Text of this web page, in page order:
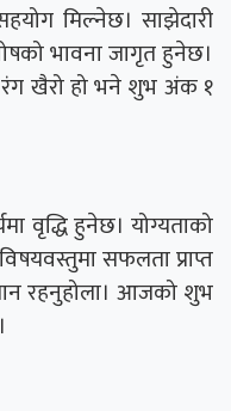
मिल्नेछ। साझेदारी
भावना जागृत हुनेछ।
खैरो हो भने शुभ अंक १
वृद्धि हुनेछ। योग्यताको
सफलता प्राप्त
रहनुहोला। आजको शुभ